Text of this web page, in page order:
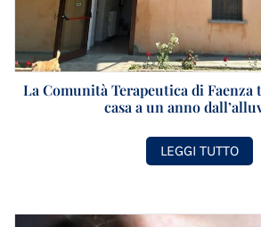
La Comunità Terapeutica di Faenza
casa a un anno
LEGGI TUTTO